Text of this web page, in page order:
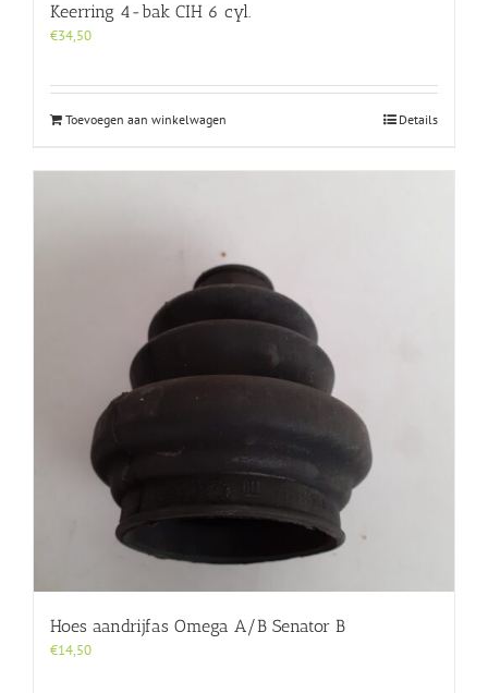
Keerring 4-bak CIH 6 cyl.
€34,50
Toevoegen aan winkelwagen Details
Hoes aandrijfas Omega A/B Senator B
€14,50